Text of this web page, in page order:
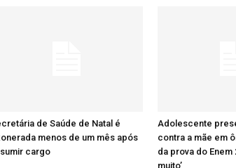
de Saúde de Natal é
menos de um mês após
cargo
Adolescente
contra a mãe em
da prova do Enem
muito’